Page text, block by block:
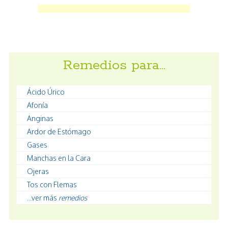
Remedios para…
Ácido Úrico
Afonía
Anginas
Ardor de Estómago
Gases
Manchas en la Cara
Ojeras
Tos con Flemas
...ver más remedios